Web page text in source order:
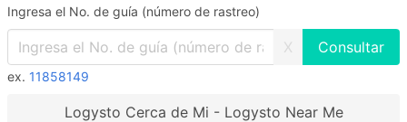
Ingresa el No. de guía (número de rastreo)
X
ex. 11858149
Logysto Cerca de Mi - Logysto Near Me